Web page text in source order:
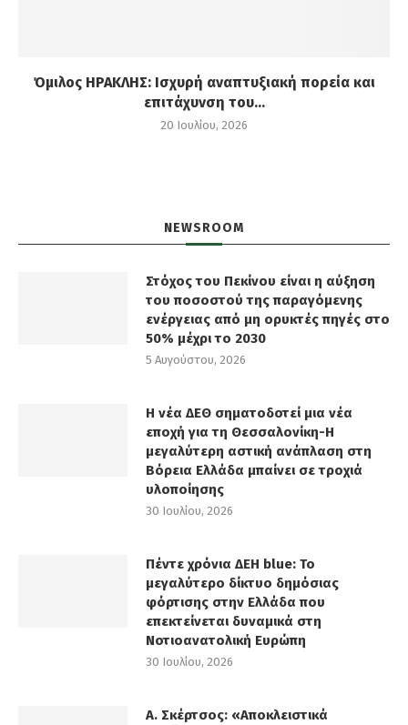
Όμιλος ΗΡΑΚΛΗΣ: Ισχυρή αναπτυξιακή πορεία και
επιτάχυνση του...
20 Ιουλίου, 2026
NEWSROOM
Στόχος του Πεκίνου είναι η αύξηση
του ποσοστού της παραγόμενης
ενέργειας από μη ορυκτές πηγές στο
50% μέχρι το 2030
5 Αυγούστου, 2026
Η νέα ΔΕΘ σηματοδοτεί μια νέα
εποχή για τη Θεσσαλονίκη-Η
μεγαλύτερη αστική ανάπλαση στη
Βόρεια Ελλάδα μπαίνει σε τροχιά
υλοποίησης
30 Ιουλίου, 2026
Πέντε χρόνια ΔΕΗ blue: Το
μεγαλύτερο δίκτυο δημόσιας
φόρτισης στην Ελλάδα που
επεκτείνεται δυναμικά στη
Νοτιοανατολική Ευρώπη
30 Ιουλίου, 2026
Α. Σκέρτσος: «Αποκλειστικά